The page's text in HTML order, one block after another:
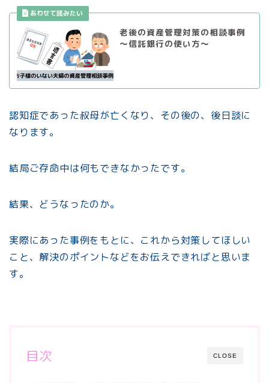
老後の資産管理対策の相談事例
～信託銀行の使い方～
認知症であった叔母が亡くなり、その後の、後日談に
なります。
結局ご存命中は何もできなかったです。
結果、どうなったのか。
実際にあった事例をもとに、これから対策してほしい
こと、解決のポイントなどをお伝えできればと思いま
す。
CLOSE
目次